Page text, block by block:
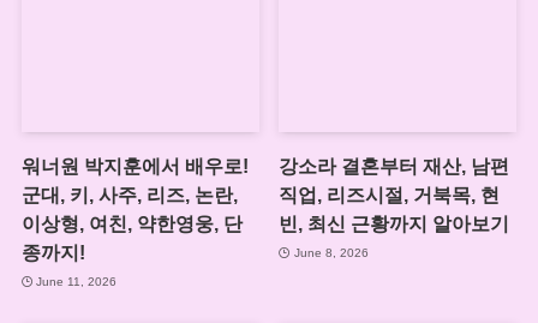
워너원 박지훈에서 배우로!
군대, 키, 사주, 리즈, 논란,
이상형, 여친, 약한영웅, 단
종까지!
June 11, 2026
강소라 결혼부터 재산, 남편
직업, 리즈시절, 거북목, 현
빈, 최신 근황까지 알아보기
June 8, 2026